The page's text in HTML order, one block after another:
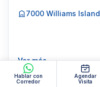
Hablar con
Corredor
Agendar
Visita
7000 Williams Island
Ver más…